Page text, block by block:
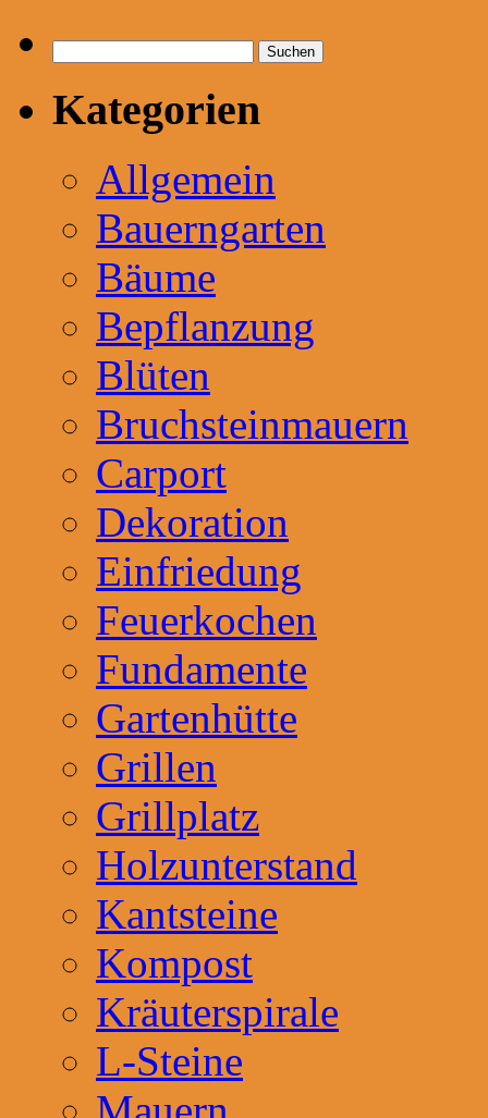
nach:
Kategorien
Allgemein
Bauerngarten
Bäume
Bepflanzung
Blüten
Bruchsteinmauern
Carport
Dekoration
Einfriedung
Feuerkochen
Fundamente
Gartenhütte
Grillen
Grillplatz
Holzunterstand
Kantsteine
Kompost
Kräuterspirale
L-Steine